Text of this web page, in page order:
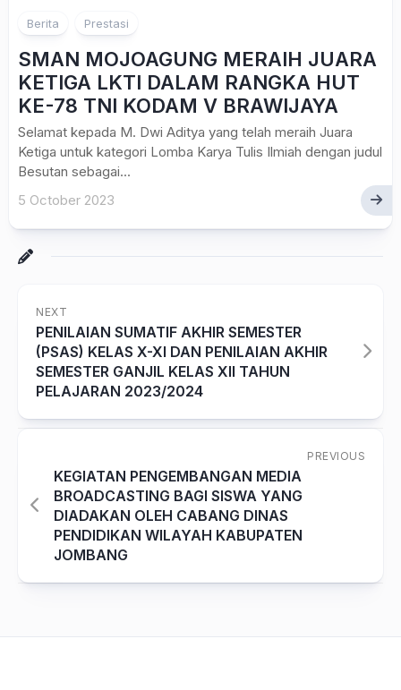
Berita Prestasi
SMAN MOJOAGUNG MERAIH JUARA
KETIGA LKTI DALAM RANGKA HUT
KE-78 TNI KODAM V BRAWIJAYA
Selamat kepada M. Dwi Aditya yang telah meraih Juara
Ketiga untuk kategori Lomba Karya Tulis Ilmiah dengan judul
Besutan sebagai...
5 October 2023
NEXT
PENILAIAN SUMATIF AKHIR SEMESTER
(PSAS) KELAS X-XI DAN PENILAIAN AKHIR
SEMESTER GANJIL KELAS XII TAHUN
PELAJARAN 2023/2024
PREVIOUS
KEGIATAN PENGEMBANGAN MEDIA
BROADCASTING BAGI SISWA YANG
DIADAKAN OLEH CABANG DINAS
PENDIDIKAN WILAYAH KABUPATEN
JOMBANG